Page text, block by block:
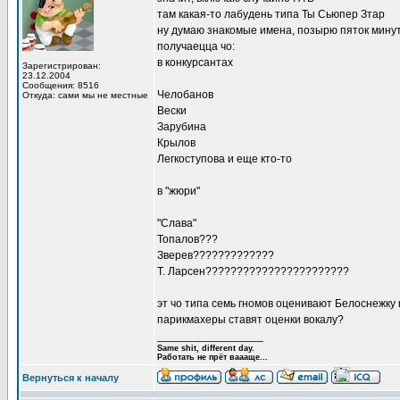
Зарегистрирован:
23.12.2004
Сообщения: 8516
Откуда: сами мы не местные
там какая-то лабудень типа Ты Сьюпер Зтар
ну думаю знакомые имена, позырю пяток
получаецца чо:
в конкурсантах
Челобанов
Вески
Зарубина
Крылов
Легкоступова и еще кто-то
в "жюри"
"Слава"
Топалов???
Зверев?????????????
Т. Ларсен???????????????????????
эт чо типа семь гномов оценивают
парикмахеры ставят оценки вокалу?
Same shit, different day.
Работать не прёт ваааще...
Вернуться к началу